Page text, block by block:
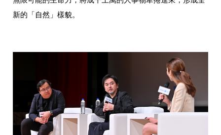
新的「自然」樣貌。